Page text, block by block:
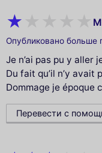
Опубликовано больше
Je n’ai pas pu y aller
Du fait qu’il n’y avait
Dommage je époque
Перевести с